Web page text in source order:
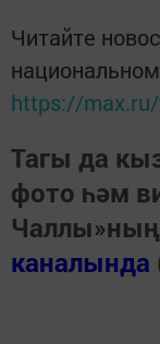
Читайте
https://
Тагы да
фото һәм
Чаллы»ның
каналында